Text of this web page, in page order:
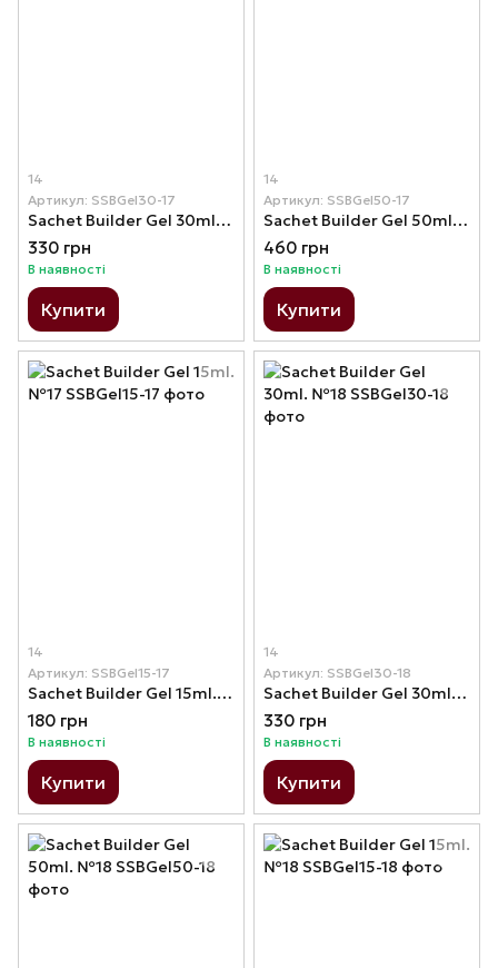
14
Артикул: SSBGel30-17
Sachet Builder Gel 30ml. №17
330 грн
В наявності
Купити
14
Артикул: SSBGel50-17
Sachet Builder Gel 50ml. №17
460 грн
В наявності
Купити
14
Артикул: SSBGel15-17
Sachet Builder Gel 15ml. №17
180 грн
В наявності
Купити
14
Артикул: SSBGel30-18
Sachet Builder Gel 30ml. №18
330 грн
В наявності
Купити